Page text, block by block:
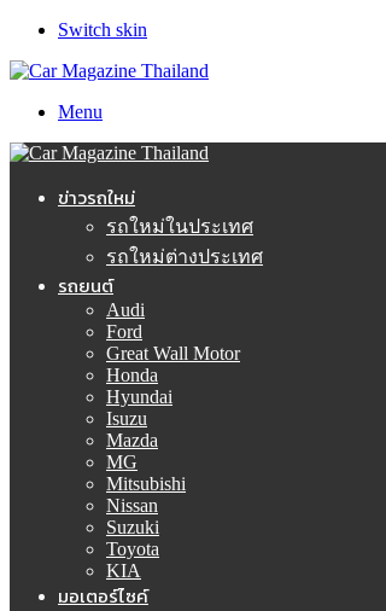
Switch skin
Menu
ข่าวรถใหม่
รถใหม่ในประเทศ
รถใหม่ต่างประเทศ
รถยนต์
Audi
Ford
Great Wall Motor
Honda
Hyundai
Isuzu
Mazda
MG
Mitsubishi
Nissan
Suzuki
Toyota
KIA
มอเตอร์ไซค์